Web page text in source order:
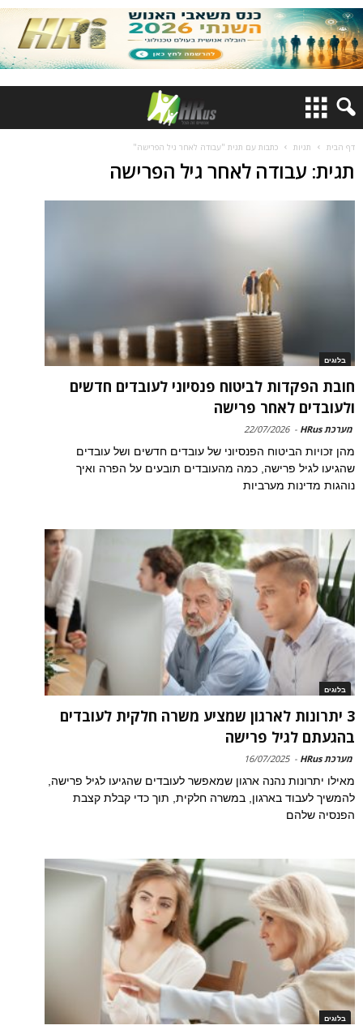
דף הבית תגיות כתבות עם תגית "עבודה לאחר גיל הפרישה"
תגית: עבודה לאחר גיל הפרישה
בלוגים
חובת הפקדות לביטוח פנסיוני לעובדים חדשים
ולעובדים לאחר פרישה
מערכת HRus -
22/07/2026
מהן זכויות הביטוח הפנסיוני של עובדים חדשים ושל עובדים
שהגיעו לגיל פרישה, כמה מהעובדים תובעים על הפרה ואיך
נוהגות מדינות מערביות
בלוגים
3 יתרונות לארגון שמציע משרה חלקית לעובדים
בהגעתם לגיל פרישה
מערכת HRus -
16/07/2025
מאילו יתרונות נהנה ארגון שמאפשר לעובדים שהגיעו לגיל פרישה,
להמשיך לעבוד בארגון, במשרה חלקית, תוך כדי קבלת קצבת
הפנסיה שלהם
בלוגים